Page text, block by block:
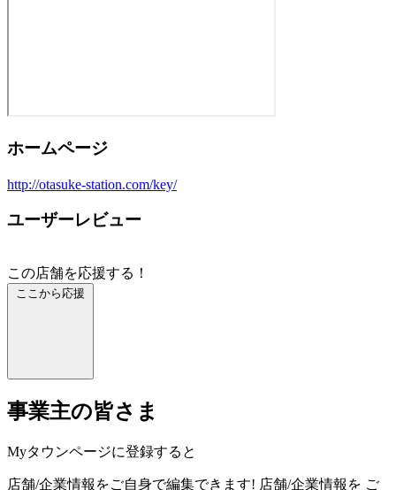
ホームページ
http://otasuke-station.com/key/
ユーザーレビュー
この店舗を応援する！
ここから応援
事業主の皆さま
Myタウンページに登録すると
店舗/企業情報をご自身で編集できます! 店舗/企業情報を ご